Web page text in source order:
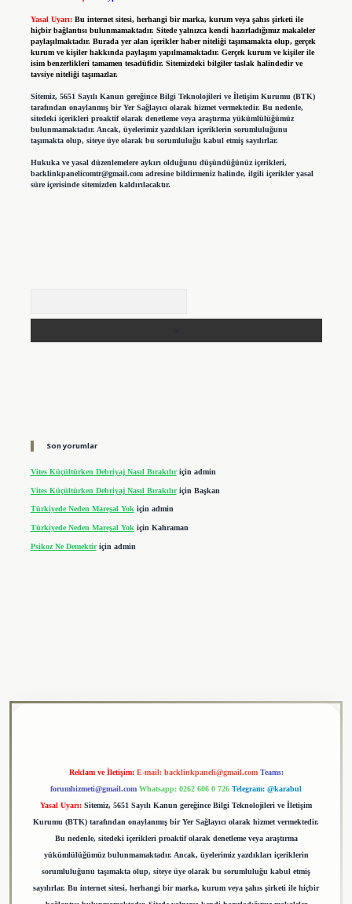
Yasal Uyarı: Bu internet sitesi, herhangi bir marka, kurum veya şahıs şirketi ile
hiçbir bağlantısı bulunmamaktadır. Sitede yalnızca kendi hazırladığımız makaleler
paylaşılmaktadır. Burada yer alan içerikler haber niteliği taşımamakta olup, gerçek
kurum ve kişiler hakkında paylaşım yapılmamaktadır. Gerçek kurum ve kişiler ile
isim benzerlikleri tamamen tesadüfidir. Sitemizdeki bilgiler taslak halindedir ve
tavsiye niteliği taşımazlar.
Sitemiz, 5651 Sayılı Kanun gereğince Bilgi Teknolojileri ve İletişim Kurumu (BTK)
tarafından onaylanmış bir Yer Sağlayıcı olarak hizmet vermektedir. Bu nedenle,
sitedeki içerikleri proaktif olarak denetleme veya araştırma yükümlülüğümüz
bulunmamaktadır. Ancak, üyelerimiz yazdıkları içeriklerin sorumluluğunu
taşımakta olup, siteye üye olarak bu sorumluluğu kabul etmiş sayılırlar.
Hukuka ve yasal düzenlemelere aykırı olduğunu düşündüğünüz içerikleri,
backlinkpanelicomtr@gmail.comadresine bildirmeniz halinde, ilgili içerikler yasal
süre içerisinde sitemizden kaldırılacaktır.
Son yorumlar
Vites Küçültürken Debriyaj Nasıl Bırakılıriçin admin
Vites Küçültürken Debriyaj Nasıl Bırakılıriçin Başkan
Türkiyede Neden Mareşal Yokiçin admin
Türkiyede Neden Mareşal Yok için Kahraman
Psikoz Ne Demektiriçin admin
Reklam ve İletişim: E-mail: backlinkpaneli@gmail.com Teams:
forumhizmeti@gmail.com Whatsapp: 0262 606 0 726 Telegram: @karabul
Yasal Uyarı: Sitemiz, 5651 Sayılı Kanun gereğince Bilgi Teknolojileri ve İletişim
Kurumu (BTK) tarafından onaylanmış bir Yer Sağlayıcı olarak hizmet vermektedir.
Bu nedenle, sitedeki içerikleri proaktif olarak denetleme veya araştırma
yükümlülüğümüz bulunmamaktadır. Ancak, üyelerimiz yazdıkları içeriklerin
sorumluluğunu taşımakta olup, siteye üye olarak bu sorumluluğu kabul etmiş
sayılırlar. Bu internet sitesi, herhangi bir marka, kurum veya şahıs şirketi ile hiçbir